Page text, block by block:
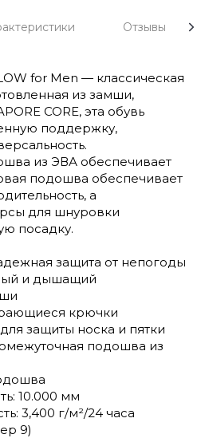
Отзывы
for Men — классическая
из замши,
CORE, эта обувь
поддержку,
из ЭВА обеспечивает
подошва обеспечивает
а
для шнуровки
посадку.
защита от непогоды
и дышащий
крючки
защиты носка и пятки
подошва из
10.000 мм
3,400 г/м²/24 часа
9)